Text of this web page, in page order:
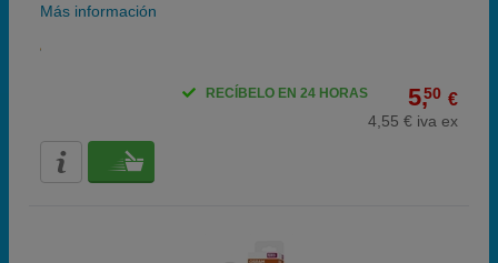
Más información
5,50 €
4,55 € iva ex
RECÍBELO EN 24 HORAS